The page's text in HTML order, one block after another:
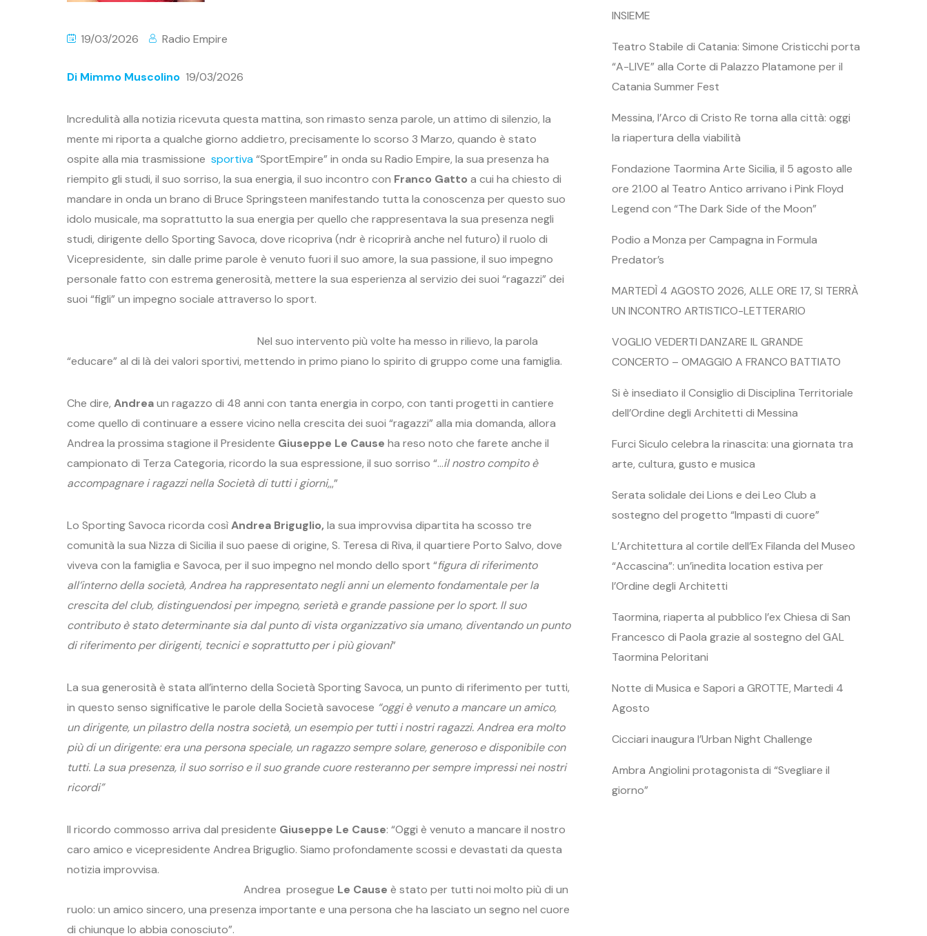
19/03/2026 Radio Empire
Di Mimmo Muscolino 19/03/2026
Incredulità alla notizia ricevuta questa mattina, son rimasto senza parole, un attimo di silenzio, la
mente mi riporta a qualche giorno addietro, precisamente lo scorso 3 Marzo, quando è stato
ospite alla mia trasmissione sportiva“SportEmpire” in onda su Radio Empire, la sua presenza ha
riempito gli studi, il suo sorriso, la sua energia, il suo incontro con Franco Gatto a cui ha chiesto di
mandare in onda un brano di Bruce Springsteen manifestando tutta la conoscenza per questo suo
idolo musicale, ma soprattutto la sua energia per quello che rappresentava la sua presenza negli
studi, dirigente dello Sporting Savoca, dove ricopriva (ndr è ricoprirà anche nel futuro) il ruolo di
Vicepresidente, sin dalle prime parole è venuto fuori il suo amore, la sua passione, il suo impegno
personale fatto con estrema generosità, mettere la sua esperienza al servizio dei suoi “ragazzi” dei
suoi “figli” un impegno sociale attraverso lo sport.
Nel suo intervento più volte ha messo in rilievo, la parola
“educare” al di là dei valori sportivi, mettendo in primo piano lo spirito di gruppo come una famiglia.
Che dire, Andreaun ragazzo di 48 anni con tanta energia in corpo, con tanti progetti in cantiere
come quello di continuare a essere vicino nella crescita dei suoi “ragazzi” alla mia domanda, allora
Andrea la prossima stagione il Presidente Giuseppe Le Cause ha reso noto che farete anche il
campionato di Terza Categoria, ricordo la sua espressione, il suo sorriso “…il nostro compito è
accompagnare i ragazzi nella Società di tutti i giorni,,,”
Lo Sporting Savoca ricorda cosìAndrea Briguglio, la sua improvvisa dipartita ha scosso tre
comunità la sua Nizza di Sicilia il suo paese di origine, S. Teresa di Riva, il quartiere Porto Salvo, dove
viveva con la famiglia e Savoca, per il suo impegno nel mondo dello sport “figura di riferimento
all’interno della società, Andrea ha rappresentato negli anni un elemento fondamentale per la
crescita del club, distinguendosi per impegno, serietà e grande passione per lo sport. Il suo
contributo è stato determinante sia dal punto di vista organizzativo sia umano, diventando un punto
di riferimento per dirigenti, tecnici e soprattutto per i più giovani”
La sua generosità è stata all’interno della Società Sporting Savoca, un punto di riferimento per tutti,
in questo senso significative le parole della Società savocese “oggi è venuto a mancare un amico,
un dirigente, un pilastro della nostra società, un esempio per tutti i nostri ragazzi. Andrea era molto
più di un dirigente: era una persona speciale, un ragazzo sempre solare, generoso e disponibile con
tutti. La sua presenza, il suo sorriso e il suo grande cuore resteranno per sempre impressi nei nostri
ricordi”
Il ricordo commosso arriva dal presidente Giuseppe Le Cause: “Oggi è venuto a mancare il nostro
caro amico e vicepresidente Andrea Briguglio. Siamo profondamente scossi e devastati da questa
notizia improvvisa.
Andrea prosegue Le Cause è stato per tutti noi molto più di un
ruolo: un amico sincero, una presenza importante e una persona che ha lasciato un segno nel cuore
di chiunque lo abbia conosciuto”.
INSIEME
Teatro Stabile di Catania: Simone Cristicchi porta
“A-LIVE” alla Corte di Palazzo Platamone per il
Catania Summer Fest
Messina, l’Arco di Cristo Re torna alla città: oggi
la riapertura della viabilità
Fondazione Taormina Arte Sicilia, il 5 agosto alle
ore 21.00 al Teatro Antico arrivano i Pink Floyd
Legend con “The Dark Side of the Moon”
Podio a Monza per Campagna in Formula
Predator’s
MARTEDÌ 4 AGOSTO 2026, ALLE ORE 17, SI TERRÀ
UN INCONTRO ARTISTICO-LETTERARIO
VOGLIO VEDERTI DANZARE IL GRANDE
CONCERTO – OMAGGIO A FRANCO BATTIATO
Si è insediato il Consiglio di Disciplina Territoriale
dell’Ordine degli Architetti di Messina
Furci Siculo celebra la rinascita: una giornata tra
arte, cultura, gusto e musica
Serata solidale dei Lions e dei Leo Club a
sostegno del progetto “Impasti di cuore”
L’Architettura al cortile dell’Ex Filanda del Museo
“Accascina”: un’inedita location estiva per
l’Ordine degli Architetti
Taormina, riaperta al pubblico l’ex Chiesa di San
Francesco di Paola grazie al sostegno del GAL
Taormina Peloritani
Notte di Musica e Sapori a GROTTE, Martedi 4
Agosto
Cicciari inaugura l’Urban Night Challenge
Ambra Angiolini protagonista di “Svegliare il
giorno”